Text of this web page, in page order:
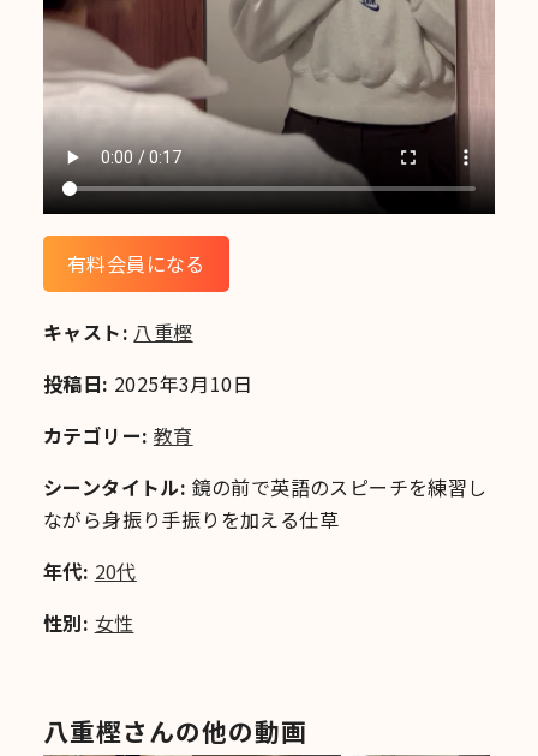
有料会員になる
キャスト: 八重樫
投稿日: 2025年3月10日
カテゴリー: 教育
シーンタイトル: 鏡の前で英語のスピーチを練習し
ながら身振り手振りを加える仕草
年代: 20代
性別: 女性
八重樫さんの他の動画